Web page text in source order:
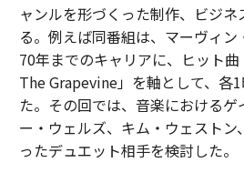
ャンルを形づくった制作、ビジ
る。例えば同番組は、マーヴィ
70年までのキャリアに、ヒット
The Grapevine」を軸として、各
た。その回では、音楽におけるゲ
ー・ウェルズ、キム・ウェストン
ったデュエット相手を検討した。